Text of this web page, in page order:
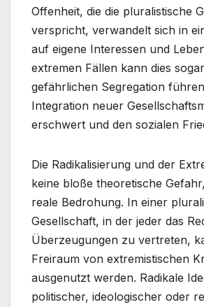
Offenheit, die die pluralistische
verspricht, verwandelt sich in
auf eigene Interessen und
extremen Fällen kann dies
gefährlichen Segregation
Integration neuer
erschwert und den sozialen
Die Radikalisierung und der
keine bloße theoretische
reale Bedrohung. In einer
Gesellschaft, in der jeder das
Überzeugungen zu vertreten,
Freiraum von extremistischen
ausgenutzt werden. Radikale
politischer, ideologischer oder